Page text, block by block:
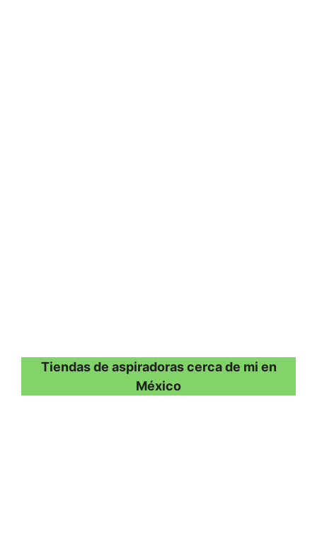
Tiendas de aspiradoras cerca de mi en
México